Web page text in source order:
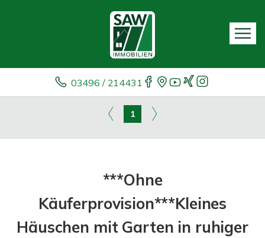
03496 / 214431
1
***Ohne
Käuferprovision***Kleines
Häuschen mit Garten in ruhiger